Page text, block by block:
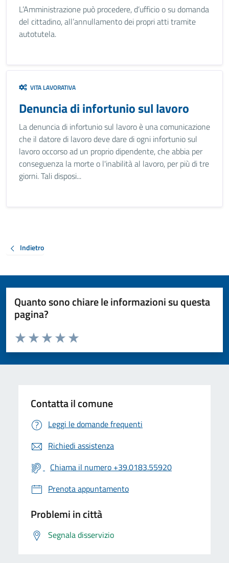
L’Amministrazione può procedere, d’ufficio o su domanda
del cittadino, all’annullamento dei propri atti tramite
autotutela.
VITA LAVORATIVA
Denuncia di infortunio sul lavoro
La denuncia di infortunio sul lavoro è una comunicazione
che il datore di lavoro deve dare di ogni infortunio sul
lavoro occorso ad un proprio dipendente, che abbia per
conseguenza la morte o l'inabilità al lavoro, per più di tre
giorni. Tali disposi...
Indietro
Quanto sono chiare le informazioni su questa
pagina?
Valuta da 1 a 5 stelle la pagina
Valuta 5 stelle su 5
Valuta 4 stelle su 5
Valuta 3 stelle su 5
Valuta 2 stelle su 5
Valuta 1 stelle su 5
Contatta il comune
Leggi le domande frequenti
Richiedi assistenza
Chiama il numero +39.0183.55920
Prenota appuntamento
Problemi in città
Segnala disservizio